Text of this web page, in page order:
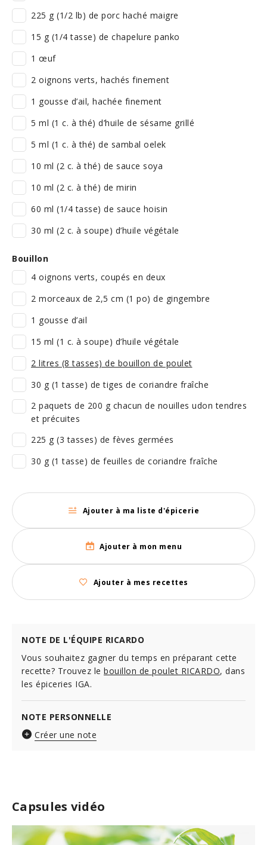
Capsules vidéo
225 g (1/2 lb) de porc haché maigre
15 g (1/4 tasse) de chapelure panko
1 œuf
2 oignons verts, hachés finement
1 gousse d’ail, hachée finement
5 ml (1 c. à thé) d’huile de sésame grillé
5 ml (1 c. à thé) de sambal oelek
10 ml (2 c. à thé) de sauce soya
10 ml (2 c. à thé) de mirin
60 ml (1/4 tasse) de sauce hoisin
30 ml (2 c. à soupe) d’huile végétale
Bouillon
4 oignons verts, coupés en deux
2 morceaux de 2,5 cm (1 po) de gingembre
1 gousse d’ail
15 ml (1 c. à soupe) d’huile végétale
2 litres (8 tasses) de bouillon de poulet
30 g (1 tasse) de tiges de coriandre fraîche
2 paquets de 200 g chacun de nouilles udon tendres
et précuites
225 g (3 tasses) de fèves germées
30 g (1 tasse) de feuilles de coriandre fraîche
Ajouter à ma liste d'épicerie
Ajouter à mon menu
Ajouter à mes recettes
NOTE DE L'ÉQUIPE RICARDO
Vous souhaitez gagner du temps en préparant cette
recette? Trouvez le bouillon de poulet RICARDO, dans
les épiceries IGA.
NOTE PERSONNELLE
Créer une note